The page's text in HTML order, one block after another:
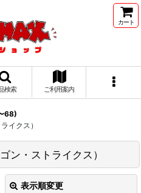
カート
検索 ご利用案内
68)
イクス）
・ストライクス）
表示順変更